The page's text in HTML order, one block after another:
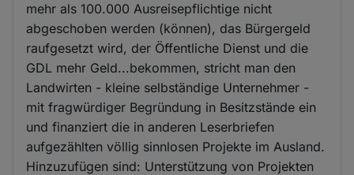
mehr als 100.000 Ausreisepflichtige nicht
abgeschoben werden (können), das Bürgergeld
raufgesetzt wird, der Öffentliche Dienst und die
GDL mehr Geld...bekommen, stricht man den
Landwirten - kleine selbständige Unternehmer -
mit fragwürdiger Begründung in Besitzstände ein
und finanziert die in anderen Leserbriefen
aufgezählten völlig sinnlosen Projekte im Ausland.
Hinzuzufügen sind: Unterstützung von Projekten